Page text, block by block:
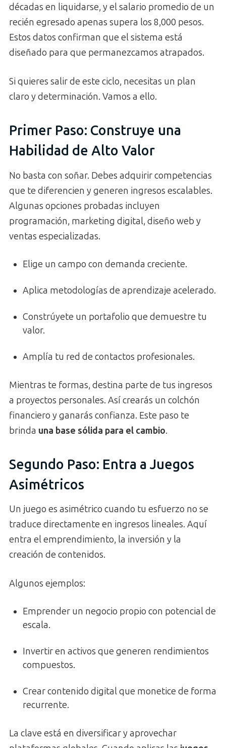
décadas en liquidarse, y el salario promedio de un
recién egresado apenas supera los 8,000 pesos.
Estos datos confirman que el sistema está
diseñado para que permanezcamos atrapados.
Si quieres salir de este ciclo, necesitas un plan
claro y determinación. Vamos a ello.
Primer Paso: Construye una
Habilidad de Alto Valor
No basta con soñar. Debes adquirir competencias
que te diferencien y generen ingresos escalables.
Algunas opciones probadas incluyen
programación, marketing digital, diseño web y
ventas especializadas.
Elige un campo con demanda creciente.
Aplica metodologías de aprendizaje acelerado.
Constrúyete un portafolio que demuestre tu
valor.
Amplía tu red de contactos profesionales.
Mientras te formas, destina parte de tus ingresos
a proyectos personales. Así crearás un colchón
financiero y ganarás confianza. Este paso te
brinda una base sólida para el cambio.
Segundo Paso: Entra a Juegos
Asimétricos
Un juego es asimétrico cuando tu esfuerzo no se
traduce directamente en ingresos lineales. Aquí
entra el emprendimiento, la inversión y la
creación de contenidos.
Algunos ejemplos:
Emprender un negocio propio con potencial de
escala.
Invertir en activos que generen rendimientos
compuestos.
Crear contenido digital que monetice de forma
recurrente.
La clave está en diversificar y aprovechar